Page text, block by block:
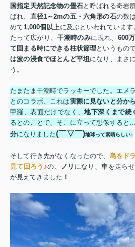
国指定天然記念物の畳石と呼ばれる奇岩
ばれ、 直径1～2mの五・六角形の石の数
めて1,000個以上に及ぶといわれています
たって広がり、干潮時のみに現れ、 600
て固まる時にできる柱状節理というもの
は波の浸食でほとんど平坦になり、まさ
う。
たまたま干潮時でラッキーでした。エメ
とのコラボ、これは実際に見ないと分か
甲羅、表面だけでなく、地下深くまで続
るとのことで、そこに立って想像すると
分になりました(￣▽￣)地球って素晴らしい♪
そして行き先がなくなったので、 島をド
見て回ろう ♪の、 ノリ になり、車を走ら
が見えてきました ！